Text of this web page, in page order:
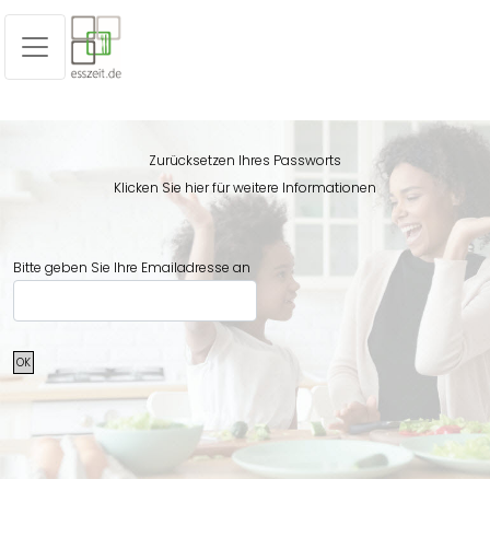
Zurücksetzen Ihres Passworts
Klicken Sie hier für weitere Informationen
Bitte geben Sie Ihre Emailadresse an